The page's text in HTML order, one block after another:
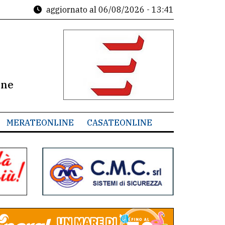
aggiornato al 06/08/2026 - 13:41
MERATEONLINE CASATEONLINE